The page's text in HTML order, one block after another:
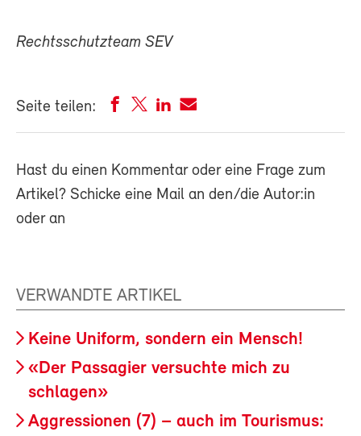
Rechtsschutzteam SEV
Seite teilen:
Hast du einen Kommentar oder eine Frage zum
Artikel? Schicke eine Mail an den/die Autor:in
oder an
VERWANDTE ARTIKEL
Keine Uniform, sondern ein Mensch!
«Der Passagier versuchte mich zu
schlagen»
Aggressionen (7) – auch im Tourismus: